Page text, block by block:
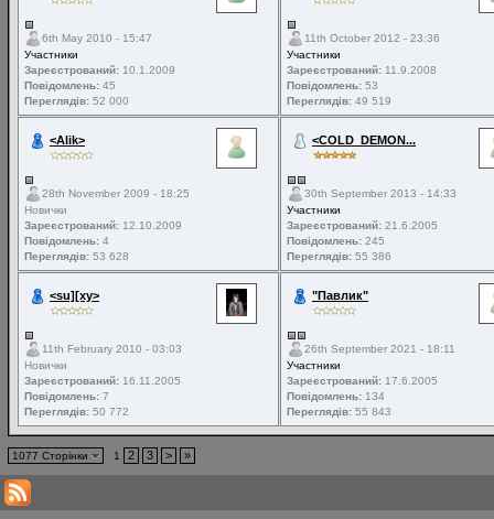
6th May 2010 - 15:47
Участники
Зареєстрований: 10.1.2009
Повідомлень: 45
Переглядів: 52 000
11th October 2012 - 23:36
Участники
Зареєстрований: 11.9.2008
Повідомлень: 53
Переглядів: 49 519
<Alik>
28th November 2009 - 18:25
Новички
Зареєстрований: 12.10.2009
Повідомлень: 4
Переглядів: 53 628
<COLD_DEMON...
30th September 2013 - 14:33
Участники
Зареєстрований: 21.6.2005
Повідомлень: 245
Переглядів: 55 386
<su][xy>
11th February 2010 - 03:03
Новички
Зареєстрований: 16.11.2005
Повідомлень: 7
Переглядів: 50 772
"Павлик"
26th September 2021 - 18:11
Участники
Зареєстрований: 17.6.2005
Повідомлень: 134
Переглядів: 55 843
1077 Сторінки 1 2 3 > »